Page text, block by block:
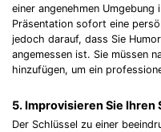
einer angenehmen
Präsentation sofort eine
jedoch darauf, dass Sie
angemessen ist. Sie müssen
hinzufügen, um ein
5. Improvisieren Sie Ihren
Der Schlüssel zu einer